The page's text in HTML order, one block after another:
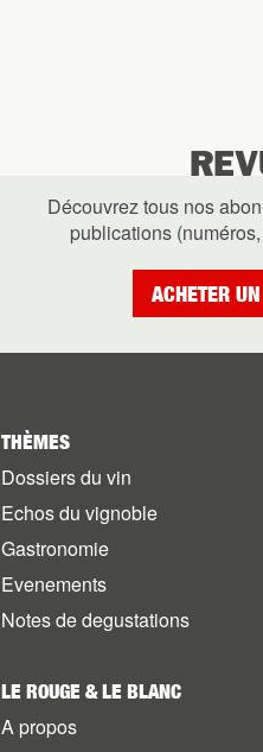
Découvrez tous nos
publications
ACHETER
THÈMES
Dossiers du vin
Echos du vignoble
Gastronomie
Evenements
Notes de degustations
LE ROUGE & LE BLANC
A propos